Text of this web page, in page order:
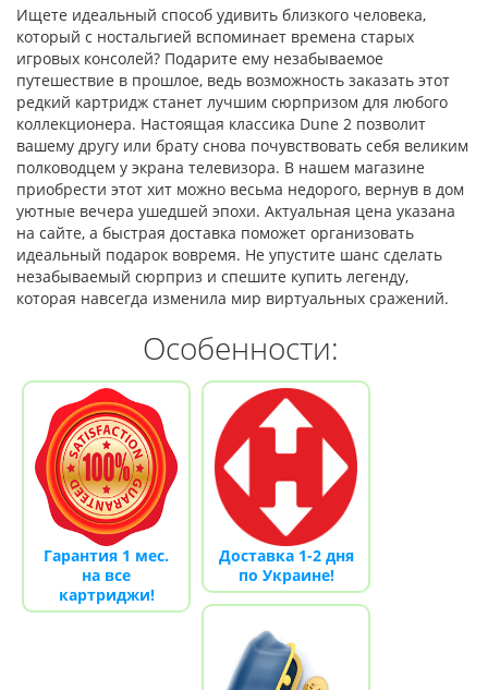
Ищете идеальный способ удивить близкого человека,
который с ностальгией вспоминает времена старых
игровых консолей? Подарите ему незабываемое
путешествие в прошлое, ведь возможность заказать этот
редкий картридж станет лучшим сюрпризом для любого
коллекционера. Настоящая классика Dune 2 позволит
вашему другу или брату снова почувствовать себя великим
полководцем у экрана телевизора. В нашем магазине
приобрести этот хит можно весьма недорого, вернув в дом
уютные вечера ушедшей эпохи. Актуальная цена указана
на сайте, а быстрая доставка поможет организовать
идеальный подарок вовремя. Не упустите шанс сделать
незабываемый сюрприз и спешите купить легенду,
которая навсегда изменила мир виртуальных сражений.
Особенности:
Гарантия 1 мес.
на все
картриджи!
Доставка 1-2 дня
по Украине!